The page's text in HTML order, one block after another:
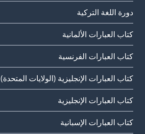
دورة اللغة التركية
كتاب العبارات الألمانية
كتاب العبارات الفرنسية
كتاب العبارات الإنجليزية (الولايات المتحدة)
كتاب العبارات الإنجليزية
كتاب العبارات الإسبانية